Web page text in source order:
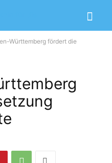
Württemberg fördert die